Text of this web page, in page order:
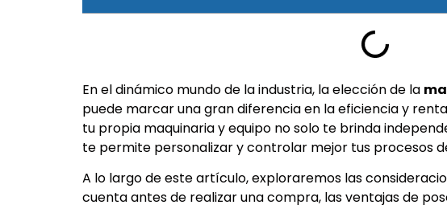
En el dinámico mundo de la industria, la elección de la
puede marcar una gran diferencia en la eficiencia y
tu propia maquinaria y equipo no solo te brinda
te permite personalizar y controlar mejor tus procesos
A lo largo de este artículo, exploraremos las
cuenta antes de realizar una compra, las ventajas de